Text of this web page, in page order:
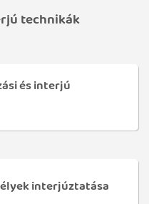
technikák
és interjú
interjúztatása